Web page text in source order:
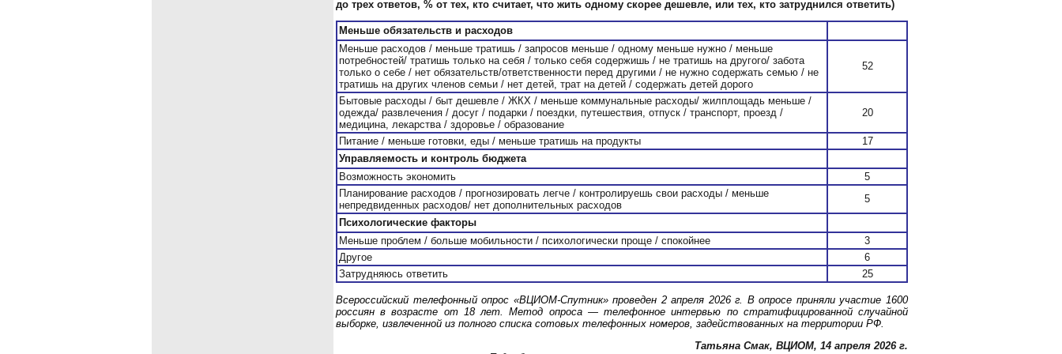
до трех ответов, % от тех, кто считает, что жить одному скорее дешевле, или тех, кто затруднился ответить)
Меньше обязательств и расходов
Меньше расходов / меньше тратишь / запросов меньше / одному меньше нужно / меньше
потребностей/ тратишь только на себя / только себя содержишь / не тратишь на другого/ забота
только о себе / нет обязательств/ответственности перед другими / не нужно содержать семью / не
тратишь на других членов семьи / нет детей, трат на детей / содержать детей дорого
52
Бытовые расходы / быт дешевле / ЖКХ / меньше коммунальные расходы/ жилплощадь меньше /
одежда/ развлечения / досуг / подарки / поездки, путешествия, отпуск / транспорт, проезд /
медицина, лекарства / здоровье / образование
20
Питание / меньше готовки, еды / меньше тратишь на продукты
17
Управляемость и контроль бюджета
Возможность экономить
5
Планирование расходов / прогнозировать легче / контролируешь свои расходы / меньше
непредвиденных расходов/ нет дополнительных расходов
5
Психологические факторы
Меньше проблем / больше мобильности / психологически проще / спокойнее
3
Другое
6
Затрудняюсь ответить
25
Всероссийский телефонный опрос «ВЦИОМ-Спутник» проведен 2 апреля 2026 г. В опросе приняли участие 1600
россиян в возрасте от 18 лет. Метод опроса — телефонное интервью по стратифицированной случайной
выборке, извлеченной из полного списка сотовых телефонных номеров, задействованных на территории РФ.
Татьяна Смак, ВЦИОМ, 14 апреля 2026 г.